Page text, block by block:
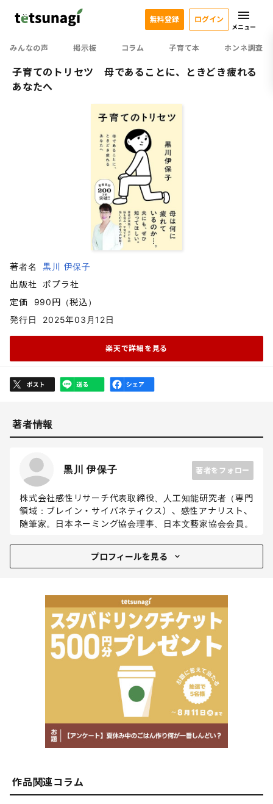
みんなの声 掲示板 コラム 子育て本 ホンネ調査
無料登録 ログイン
メニュー
子育てのトリセツ 母であることに、ときどき疲れる
あなたへ
著者名
黒川 伊保子
出版社
ポプラ社
定価
990円（税込）
発行日
2025年03月12日
楽天で詳細を見る
著者情報
黒川 伊保子 著者をフォロー
株式会社感性リサーチ代表取締役、人工知能研究者（専門
領域：ブレイン・サイバネティクス）、感性アナリスト、
随筆家。日本ネーミング協会理事、日本文藝家協会会員。
プロフィールを見る
1956年、長野県生まれ、栃木県育ち。1983年奈良女子大
分析してきたシステムエンジニア。脳のとっさの動きを把
握することで、人の気分を読み解くスペシャリスト（感性
アナリスト）である。コンピュータメーカーにてAI開発に
携わり、男女の感性の違いや、ことばの発音が脳にもたら
す効果に気づき、コミュニケーション・サイエンスの新領
域を拓く。2003年、株式会社感牲リサーチを設立、脳科
学の知見をマーケティングに活かすコンサルタン卜として
作品関連コラム